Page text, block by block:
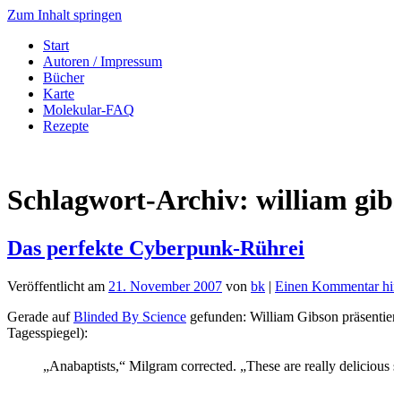
Zum Inhalt springen
Start
Autoren / Impressum
Bücher
Karte
Molekular-FAQ
Rezepte
Schlagwort-Archiv: william
Das perfekte Cyberpunk-Rührei
Veröffentlicht am 21. November 2007 von bk | Einen Kommentar
Gerade aufBlinded By Science gefunden: William Gibson
Tagesspiegel):
„Anabaptists,“ Milgram corrected. „These are really delicious